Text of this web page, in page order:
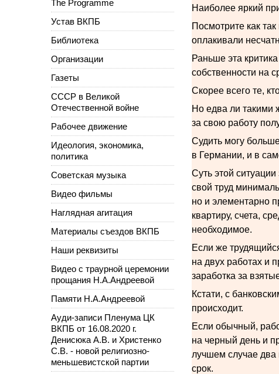
Наиболее яркий
Посмотрите как
оплакивали
Раньше эта
собственности на
Скорее всего те,
Но едва ли такими
за свою работу
Судить могу
в Германии, и в
Суть этой
свой труд
но и элементарно
квартиру, счета,
необходимое.
Если же
на двух работах и
заработка за
Кстати, с
происходит.
Если обычный,
на черный день и
лучшем случае два
срок.
The Programme
Устав ВКПБ
Библиотека
Организации
Газеты
СССР в Великой
Отечественной войне
Рабочее движение
Идеология, экономика,
политика
Советская музыка
Видео фильмы
Наглядная агитация
Материалы съездов ВКПБ
Наши реквизиты
Видео с траурной церемонии
прощания Н.А.Андреевой
Памяти Н.А.Андреевой
Ауди-записи Пленума ЦК
ВКПБ от 16.08.2020 г.
Денисюка А.В. и Христенко
С.В. - новой религиозно-
меньшевистской партии